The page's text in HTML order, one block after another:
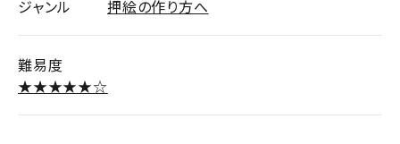
ジャンル 押絵の作り方へ
難易度
★★★★★☆